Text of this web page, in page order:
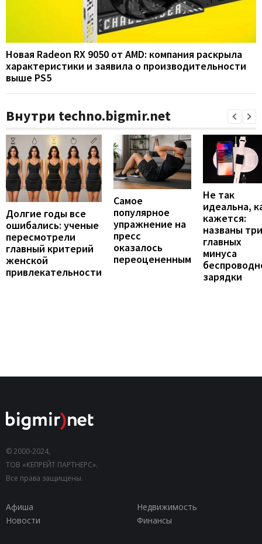
Новая Radeon RX 9050 от AMD: компания раскрыла
характеристики и заявила о производительности
выше PS5
Внутри techno.bigmir.net
Долгие годы все
ошибались: ученые
пересмотрели
главный критерий
женской
привлекательности
Самое
популярное
упражнение на
пресс
оказалось
переоцененным
Не так
идеальна,
кажется:
названы три
главных
минуса
зарядки
© 2000-2024,
ТОВ «КЕПРЕЙТ ПАРТНЕРС».
Все права защищены.
Афиша
Недвижимость
Новости
Финансы